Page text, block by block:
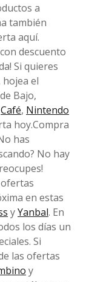
a
también
aquí.
descuento
Si quieres
el
Bajo,
Café, Nintendo
hoy.Compra
has
No hay
en estas
yYanbal. En
los días un
Si
las ofertas
y